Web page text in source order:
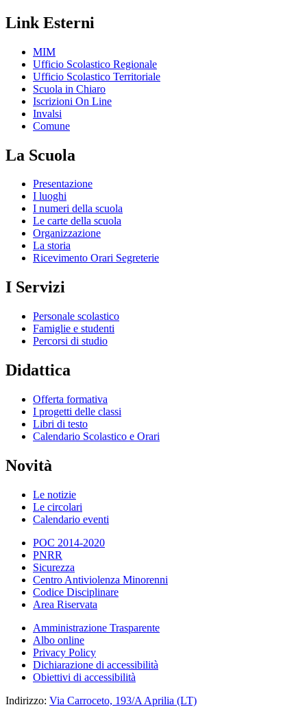
Link Esterni
MIM
Ufficio Scolastico Regionale
Ufficio Scolastico Territoriale
Scuola in Chiaro
Iscrizioni On Line
Invalsi
Comune
La Scuola
Presentazione
I luoghi
I numeri della scuola
Le carte della scuola
Organizzazione
La storia
Ricevimento Orari Segreterie
I Servizi
Personale scolastico
Famiglie e studenti
Percorsi di studio
Didattica
Offerta formativa
I progetti delle classi
Libri di testo
Calendario Scolastico e Orari
Novità
Le notizie
Le circolari
Calendario eventi
POC 2014-2020
PNRR
Sicurezza
Centro Antiviolenza Minorenni
Codice Disciplinare
Area Riservata
Amministrazione Trasparente
Albo online
Privacy Policy
Dichiarazione di accessibilità
Obiettivi di accessibilità
Indirizzo: Via Carroceto, 193/A Aprilia (LT)